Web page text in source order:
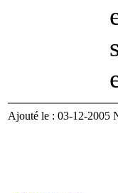
Ajouté le : 03-12-2005